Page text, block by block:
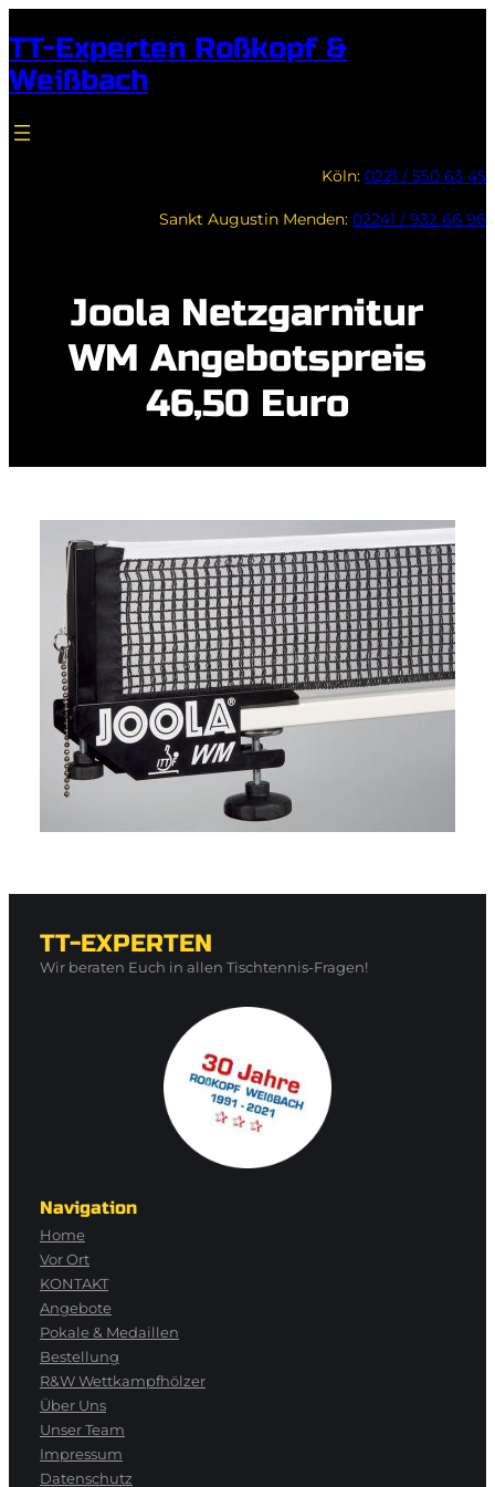
Inhalt
springen
TT-Experten Roßkopf &
Weißbach
Köln: 0221 / 550 63 45
Sankt Augustin Menden: 02241 / 932 66 96
Joola Netzgarnitur
WM Angebotspreis
46,50 Euro
TT-EXPERTEN
Wir beraten Euch in allen Tischtennis-Fragen!
Navigation
Home
Vor Ort
KONTAKT
Angebote
Pokale & Medaillen
Bestellung
R&W Wettkampfhölzer
Über Uns
Unser Team
Impressum
Datenschutz